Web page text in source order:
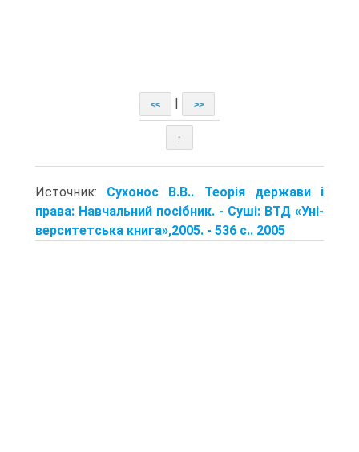
<< >>
↑
Источник: Сухонос В.В.. Теорія держави і
права: Навчальний посібник. - Суші: ВТД «Уні-
верситетська книга»,2005. - 536 с.. 2005